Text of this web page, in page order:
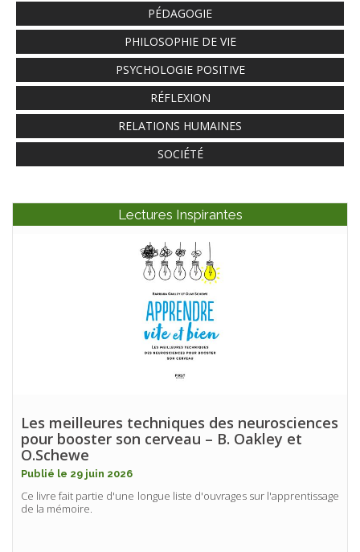
PÉDAGOGIE
PHILOSOPHIE DE VIE
PSYCHOLOGIE POSITIVE
RÉFLEXION
RELATIONS HUMAINES
SOCIÉTÉ
Lectures Inspirantes
Les meilleures techniques des neurosciences
pour booster son cerveau – B. Oakley et
O.Schewe
Publié le 29 juin 2026
Ce livre fait partie d'une longue liste d'ouvrages sur l'apprentissage
de la mémoire.